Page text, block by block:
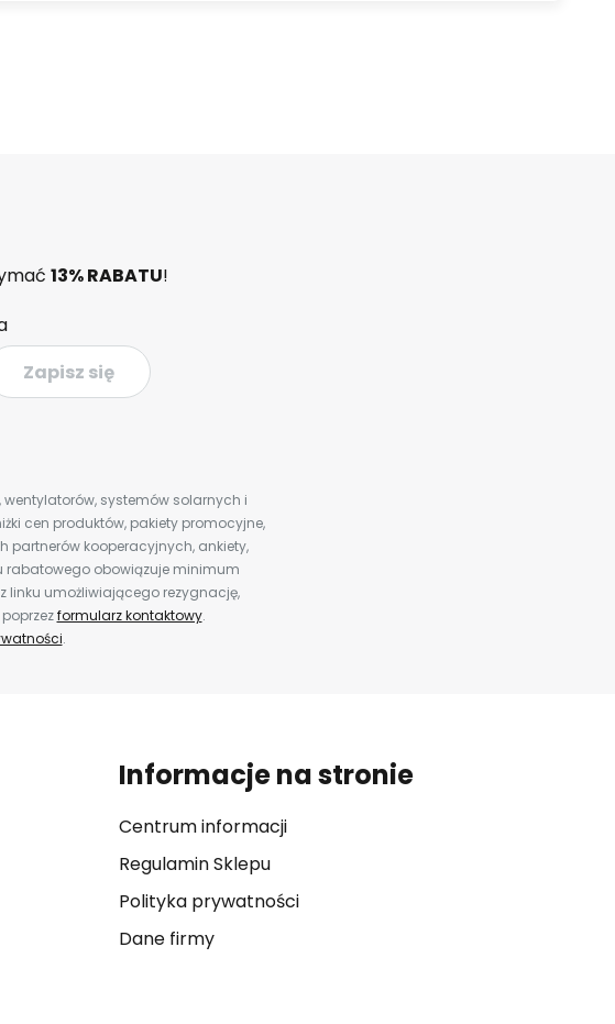
13% RABATU!
Zapisz się
wentylatorów, systemów solarnych i
cen produktów, pakiety promocyjne,
partnerów kooperacyjnych, ankiety,
rabatowego obowiązuje minimum
linku umożliwiającego rezygnację,
formularz kontaktowy.
.
Informacje na stronie
Centrum informacji
Regulamin Sklepu
Polityka prywatności
Dane firmy